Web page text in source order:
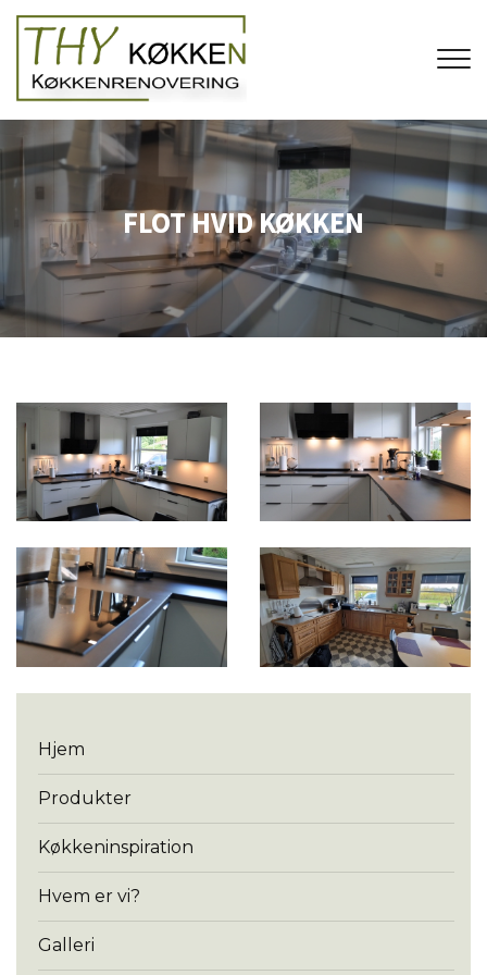
Gå
hovedindhold
FLOT HVID KØKKEN
Menu
Hjem
Produkter
Køkkeninspiration
Hvem er vi?
Galleri